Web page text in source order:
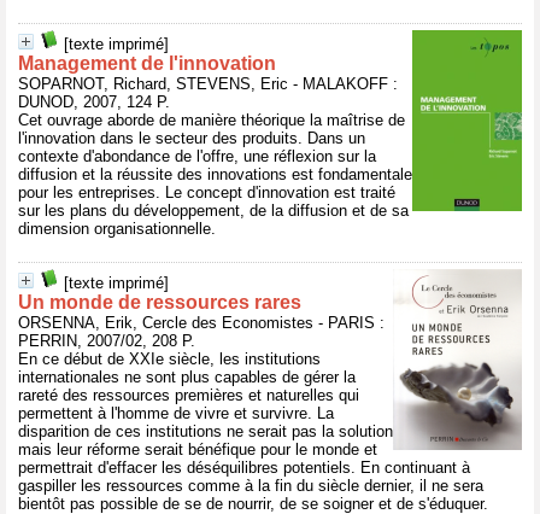
[texte imprimé]
Management de l'innovation
SOPARNOT, Richard, STEVENS, Eric - MALAKOFF :
DUNOD, 2007, 124 P.
Cet ouvrage aborde de manière théorique la maîtrise de
l'innovation dans le secteur des produits. Dans un
contexte d'abondance de l'offre, une réflexion sur la
diffusion et la réussite des innovations est fondamentale
pour les entreprises. Le concept d'innovation est traité
sur les plans du développement, de la diffusion et de sa
dimension organisationnelle.
[texte imprimé]
Un monde de ressources rares
ORSENNA, Erik, Cercle des Economistes - PARIS :
PERRIN, 2007/02, 208 P.
En ce début de XXIe siècle, les institutions
internationales ne sont plus capables de gérer la
rareté des ressources premières et naturelles qui
permettent à l'homme de vivre et survivre. La
disparition de ces institutions ne serait pas la solution
mais leur réforme serait bénéfique pour le monde et
permettrait d'effacer les déséquilibres potentiels. En continuant à
gaspiller les ressources comme à la fin du siècle dernier, il ne sera
bientôt pas possible de se de nourrir, de se soigner et de s'éduquer.